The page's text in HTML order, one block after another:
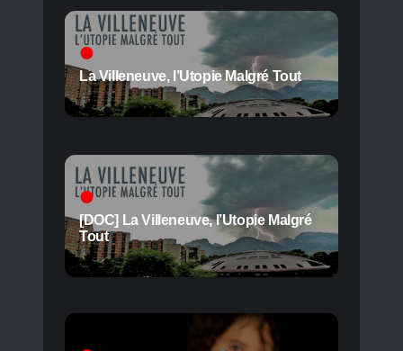
La Villeneuve, l’Utopie Malgré Tout
[DOC] La Villeneuve, l’Utopie Malgré
Tout